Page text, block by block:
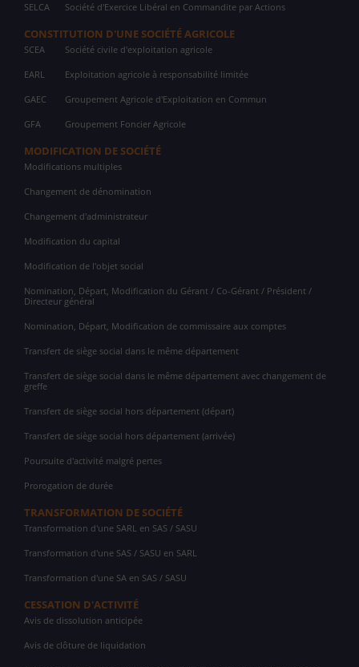
SELCA Société d'Exercice Libéral en Commandite par Actions
CONSTITUTION D'UNE SOCIÉTÉ AGRICOLE
SCEA Société civile d'exploitation agricole
EARL Exploitation agricole à responsabilité limitée
GAEC Groupement Agricole d'Exploitation en Commun
GFA Groupement Foncier Agricole
MODIFICATION DE SOCIÉTÉ
Modifications multiples
Changement de dénomination
Changement d'administrateur
Modification du capital
Modification de l'objet social
Nomination, Départ, Modification du Gérant / Co-Gérant / Président /
Directeur général
Nomination, Départ, Modification de commissaire aux comptes
Transfert de siège social dans le même département
Transfert de siège social dans le même département avec changement de
greffe
Transfert de siège social hors département (départ)
Transfert de siège social hors département (arrivée)
Poursuite d'activité malgré pertes
Prorogation de durée
TRANSFORMATION DE SOCIÉTÉ
Transformation d'une SARL en SAS / SASU
Transformation d'une SAS / SASU en SARL
Transformation d'une SA en SAS / SASU
CESSATION D'ACTIVITÉ
Avis de dissolution anticipée
Avis de clôture de liquidation